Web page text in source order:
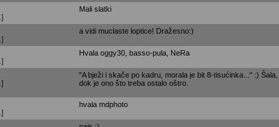
]
Mali slatki
]
a vidi muclaste loptice! Dražesno:)
]
Hvala oggy30, basso-pula, NeRa
]
"A bježi i skače po kadru, morala je bit 8-tisućinka..." :)
dok je ono što treba ostalo oštro.
]
hvala mdphoto